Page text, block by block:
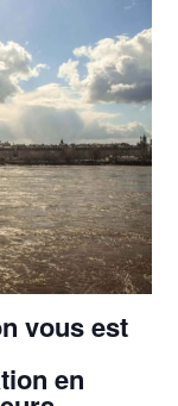
vous est
en